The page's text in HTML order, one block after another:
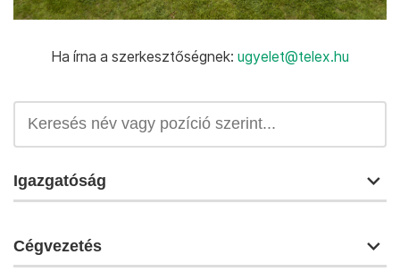
Ha írna a szerkesztőségnek: ugyelet@telex.hu
Igazgatóság
Cégvezetés